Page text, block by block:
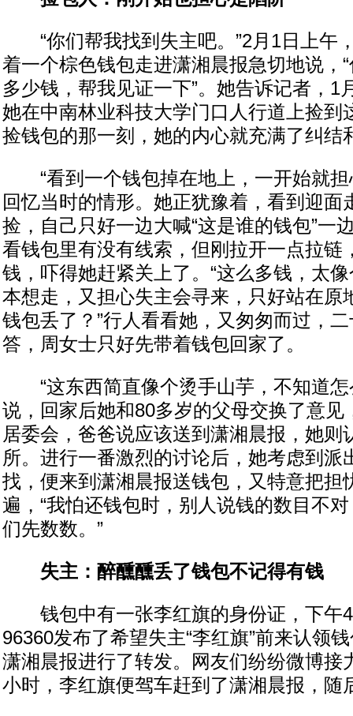
“你们帮我找到失主吧。”2月1日上午
着一个棕色钱包走进潇湘晨报急切地说，
多少钱，帮我见证一下”。她告诉记者，1
她在中南林业科技大学门口人行道上捡到
捡钱包的那一刻，她的内心就充满了纠结
“看到一个钱包掉在地上，一开始就担
回忆当时的情形。她正犹豫着，看到迎面
捡，自己只好一边大喊“这是谁的钱包”一
看钱包里有没有线索，但刚拉开一点拉链
钱，吓得她赶紧关上了。“这么多钱，太
本想走，又担心失主会寻来，只好站在原
钱包丢了？”行人看看她，又匆匆而过，
答，周女士只好先带着钱包回家了。
“这东西简直像个烫手山芋，不知道怎
说，回家后她和80多岁的父母交换了意见
居委会，爸爸说应该送到潇湘晨报，她则
所。进行一番激烈的讨论后，她考虑到派
找，便来到潇湘晨报送钱包，又特意把担
遍，“我怕还钱包时，别人说钱的数目不
们先数数。”
失主：醉醺醺丢了钱包不记得有钱
钱包中有一张李红旗的身份证，下午4
96360发布了希望失主“李红旗”前来认领
潇湘晨报进行了转发。网友们纷纷微博接
小时，李红旗便驾车赶到了潇湘晨报，随